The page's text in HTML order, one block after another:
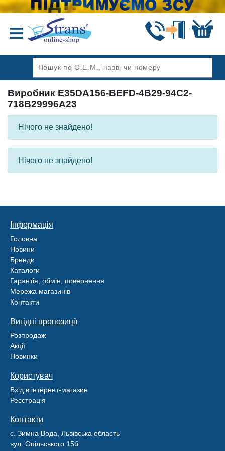
Виробник E35DA156-BEFD-4B29-94C2-
718B29996A23
Нічого не знайдено!
Нічого не знайдено!
Інформація
Головна
Новини
Бренди
Каталоги
Гарантія, обмін, повернення
Мережа магазинів
Контакти
Вигідні пропозиції
Розпродаж
Акції
Новинки
Користувач
Вхід в інтернет-магазин
Реєстрація
Контакти
с. Зимна Вода, Львівська область
вул. Опільського 15б